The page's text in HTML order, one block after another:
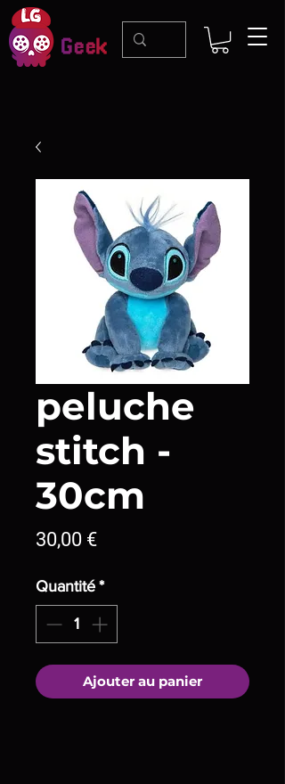
peluche
stitch -
30cm
30,00 €Prix
Quantité *
Ajouter au panier